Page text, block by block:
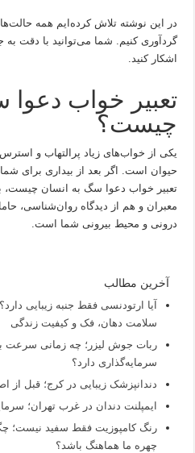
در این نوشته تلاش کرده‌ایم همه
گردآوری کنیم. شما می‌توانید با دقت به
اشکار کنید.
تعبیر خواب
چیست؟
یکی از خواب‌های زیاد پرالتهاب و
حیوان است. اگر بعد از بیداری برای
تعبیر خواب دعوا سگ به انسان چیست،
معبران و هم از دیدگاه روان‌شناسی،
درونی و محیط بیرونی شما است.
آخرین مطالب
آیا ارتودنسی فقط جنبه زیبایی
سلامت دهان، فک و کیفیت زندگی
ربات جوش لیزر؛ چه زمانی سرعت
سرمایه‌گذاری دارد؟
دندانپزشک زیبایی در کرج؛ قبل از
ایمپلنت دندان در غرب تهران؛
رنگ کامپوزیت فقط سفید نیست؛
چهره ما هماهنگ باشد؟